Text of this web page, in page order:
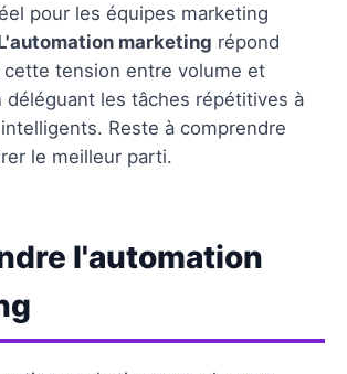
maximiser l'efficacité de
pour les équipes marketing
marketing répond
cette tension entre volume et
déléguant les tâches répétitives à
Reste à comprendre
le meilleur parti.
l'automation